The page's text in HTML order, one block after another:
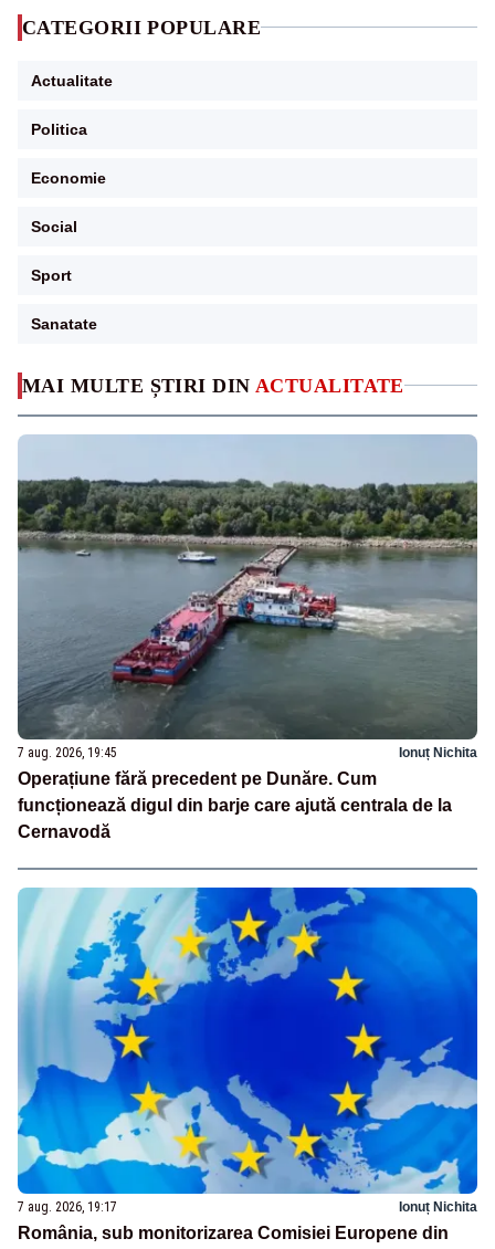
MAI MULTE ȘTIRI DIN ACTUALITATE
7 aug. 2026, 19:45 Ionuț Nichita
Operațiune fără precedent pe Dunăre. Cum
funcționează digul din barje care ajută centrala de la
Cernavodă
7 aug. 2026, 19:17 Ionuț Nichita
România, sub monitorizarea Comisiei Europene din
CATEGORII POPULARE
Actualitate
Politica
Economie
Social
Sport
Sanatate